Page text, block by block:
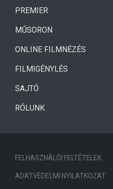
PREMIER
MŰSORON
ONLINE FILMNÉZÉS
FILMIGÉNYLÉS
SAJTÓ
RÓLUNK
FELHASZNÁLÓI FELTÉTELEK
ADATVÉDELMI NYILATKOZAT